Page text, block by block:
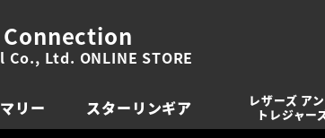
Co., Ltd. ONLINE STORE
リー スターリンギア
レザーズ ア
トレジャー